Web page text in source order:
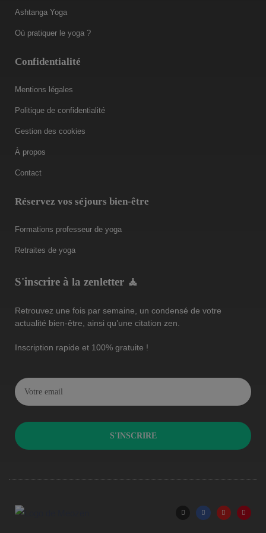
Ashtanga Yoga
Où pratiquer le yoga ?
Confidentialité
Mentions légales
Politique de confidentialité
Gestion des cookies
À propos
Contact
Réservez vos séjours bien-être
Formations professeur de yoga
Retraites de yoga
S'inscrire à la zenletter 🧘
Retrouvez une fois par semaine, un condensé de votre
actualité bien-être, ainsi qu’une citation zen.
Inscription rapide et 100% gratuite !
S'INSCRIRE